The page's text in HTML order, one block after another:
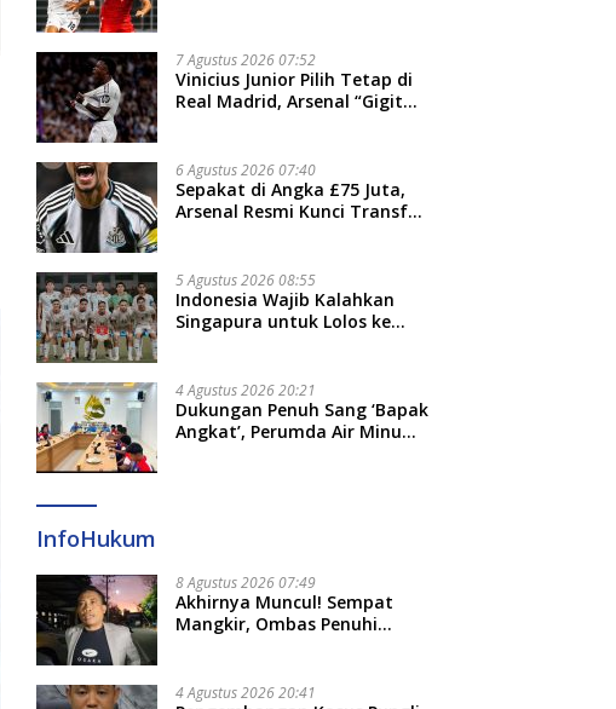
7 Agustus 2026 07:52
Vinicius Junior Pilih Tetap di
Real Madrid, Arsenal “Gigit
6 Agustus 2026 07:40
Sepakat di Angka £75 Juta,
Arsenal Resmi Kunci Transfer
5 Agustus 2026 08:55
Indonesia Wajib Kalahkan
Singapura untuk Lolos ke
4 Agustus 2026 20:21
Dukungan Penuh Sang ‘Bapak
Angkat’, Perumda Air Minum
InfoHukum
8 Agustus 2026 07:49
Akhirnya Muncul! Sempat
Mangkir, Ombas Penuhi
Pertanyaan
4 Agustus 2026 20:41